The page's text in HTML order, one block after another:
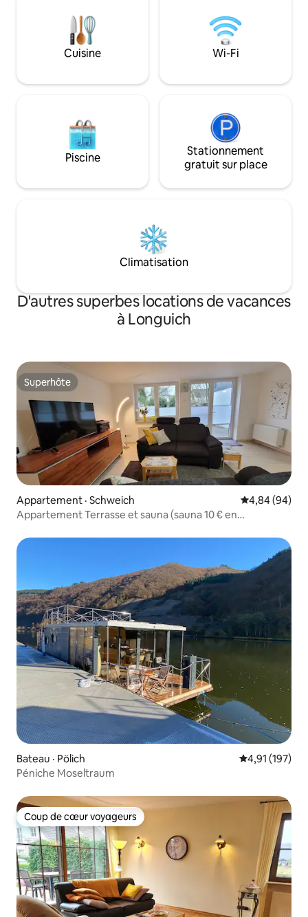
chaud, une cuisinière, un grand
réfrigérateur avec congélateur, un lave-
vaisselle... à disposition. Les draps, les
serviettes de toilette, les serviettes de
Cependant, les
conviennent pas
machine à café
également
Cuisine Wi-Fi
Piscine
Stationnement
gratuit sur place
Climatisation
D'autres superbes locations de vacances
à Longuich
Superhôte
Superhôte
Appartement · Schweich Note
4,84 (94)
Appartement Terrasse et sauna (sauna 10 € en
Bateau · Pölich Note
4,91 (197)
Péniche Moseltraum
Coup de cœur voyageurs
Coup de cœur voyageurs